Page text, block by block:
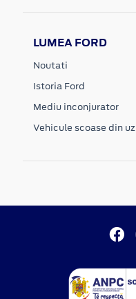
LUMEA FORD
Noutati
Istoria Ford
Mediu inconjurator
Vehicule scoase din uz